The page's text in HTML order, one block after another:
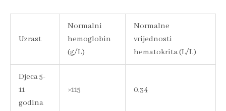
Uzrast
Normalni
hemoglobin
(g/L)
Normalne
vrijednosti
hematokrita (L/L)
Djeca 5-
11
godina
>115 0,34